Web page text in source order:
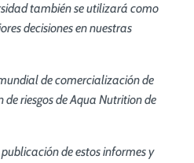
también se utilizará como
decisiones en nuestras
de comercialización de
de riesgos de Aqua Nutrition de
de estos informes y